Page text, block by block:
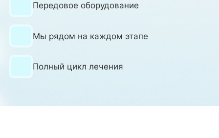
Передовое оборудование
Мы рядом на каждом этапе
Полный цикл лечения